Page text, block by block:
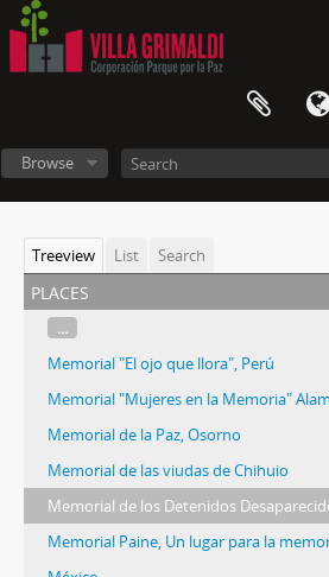
Browse
Treeview List Search
places
...
Memorial "El ojo que llora", Perú
Memorial "Mujeres en la Memoria"
Memorial de la Paz, Osorno
Memorial de las viudas de Chihuio
Memorial Paine, Un lugar para la